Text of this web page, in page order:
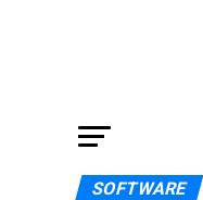
SOFTWARE